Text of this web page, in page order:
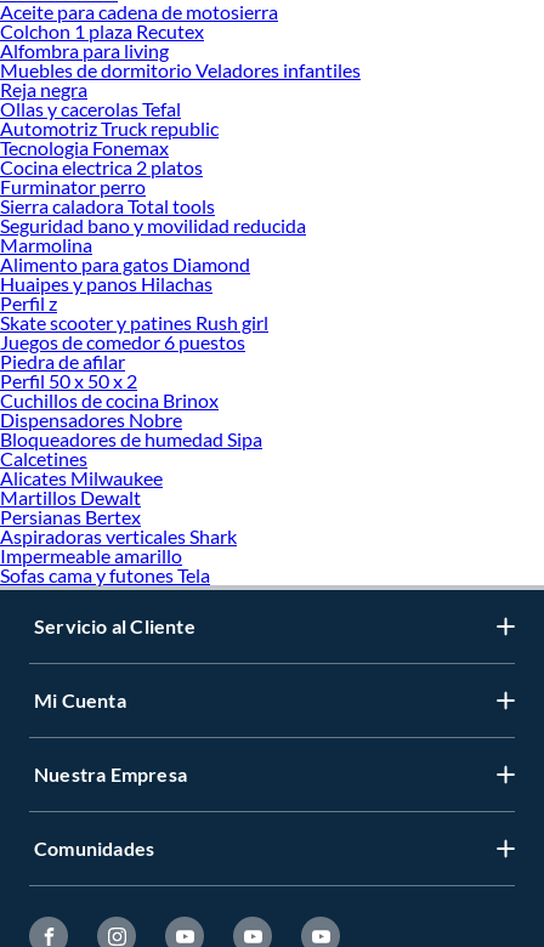
Aceite para cadena de motosierra
Colchon 1 plaza Recutex
Alfombra para living
Muebles de dormitorio Veladores infantiles
Reja negra
Ollas y cacerolas Tefal
Automotriz Truck republic
Tecnologia Fonemax
Cocina electrica 2 platos
Furminator perro
Sierra caladora Total tools
Seguridad bano y movilidad reducida
Marmolina
Alimento para gatos Diamond
Huaipes y panos Hilachas
Perfil z
Skate scooter y patines Rush girl
Juegos de comedor 6 puestos
Piedra de afilar
Perfil 50 x 50 x 2
Cuchillos de cocina Brinox
Dispensadores Nobre
Bloqueadores de humedad Sipa
Calcetines
Alicates Milwaukee
Martillos Dewalt
Persianas Bertex
Aspiradoras verticales Shark
Impermeable amarillo
Sofas cama y futones Tela
Servicio al Cliente
Mi Cuenta
Nuestra Empresa
Comunidades